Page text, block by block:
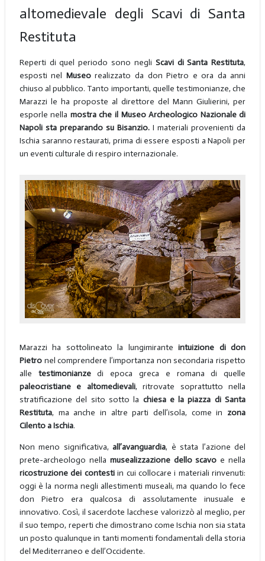
altomedievale degli Scavi di Santa
Restituta
Reperti di quel periodo sono negli Scavi di Santa Restituta,
esposti nel Museorealizzato da don Pietro e ora da anni
chiuso al pubblico. Tanto importanti, quelle testimonianze, che
Marazzi le ha proposte al direttore del Mann Giulierini, per
esporle nella mostra che il Museo Archeologico Nazionale di
Napoli sta preparando su Bisanzio.I materiali provenienti da
Ischia saranno restaurati, prima di essere esposti a Napoli per
un eventi culturale di respiro internazionale.
Marazzi ha sottolineato la lungimiranteintuizione di don
Pietronel comprendere l’importanza non secondaria rispetto
alle testimonianzedi epoca greca e romana di quelle
paleocristiane e altomedievali, ritrovate soprattutto nella
stratificazione del sito sotto la chiesa e la piazza di Santa
Restituta, ma anche in altre parti dell’isola, come in zona
Cilento a Ischia.
Non meno significativa,all’avanguardia, è stata l’azione del
prete-archeologo nella musealizzazione dello scavo e nella
ricostruzione dei contestiin cui collocare i materiali rinvenuti:
oggi è la norma negli allestimenti museali, ma quando lo fece
don Pietro era qualcosa di assolutamente inusuale e
innovativo. Così, il sacerdote lacchese valorizzò al meglio, per
il suo tempo, reperti che dimostrano come Ischia non sia stata
un posto qualunque in tanti momenti fondamentali della storia
del Mediterraneo e dell’Occidente.